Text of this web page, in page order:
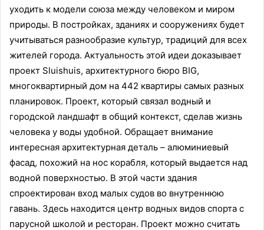
уходить к модели союза между человеком и миром
природы. В постройках, зданиях и сооружениях будет
учитываться разнообразие культур, традиций для всех
жителей города. Актуальность этой идеи доказывает
проект Sluishuis, архитектурного бюро BIG,
многоквартирный дом на 442 квартиры самых разных
планировок. Проект, который связал водный и
городской ландшафт в общий контекст, сделав жизнь
человека у воды удобной. Обращает внимание
интересная архитектурная деталь – алюминиевый
фасад, похожий на нос корабля, который выдается над
водной поверхностью. В этой части здания
спроектирован вход малых судов во внутреннюю
гавань. Здесь находится центр водных видов спорта с
парусной школой и ресторан. Проект можно считать